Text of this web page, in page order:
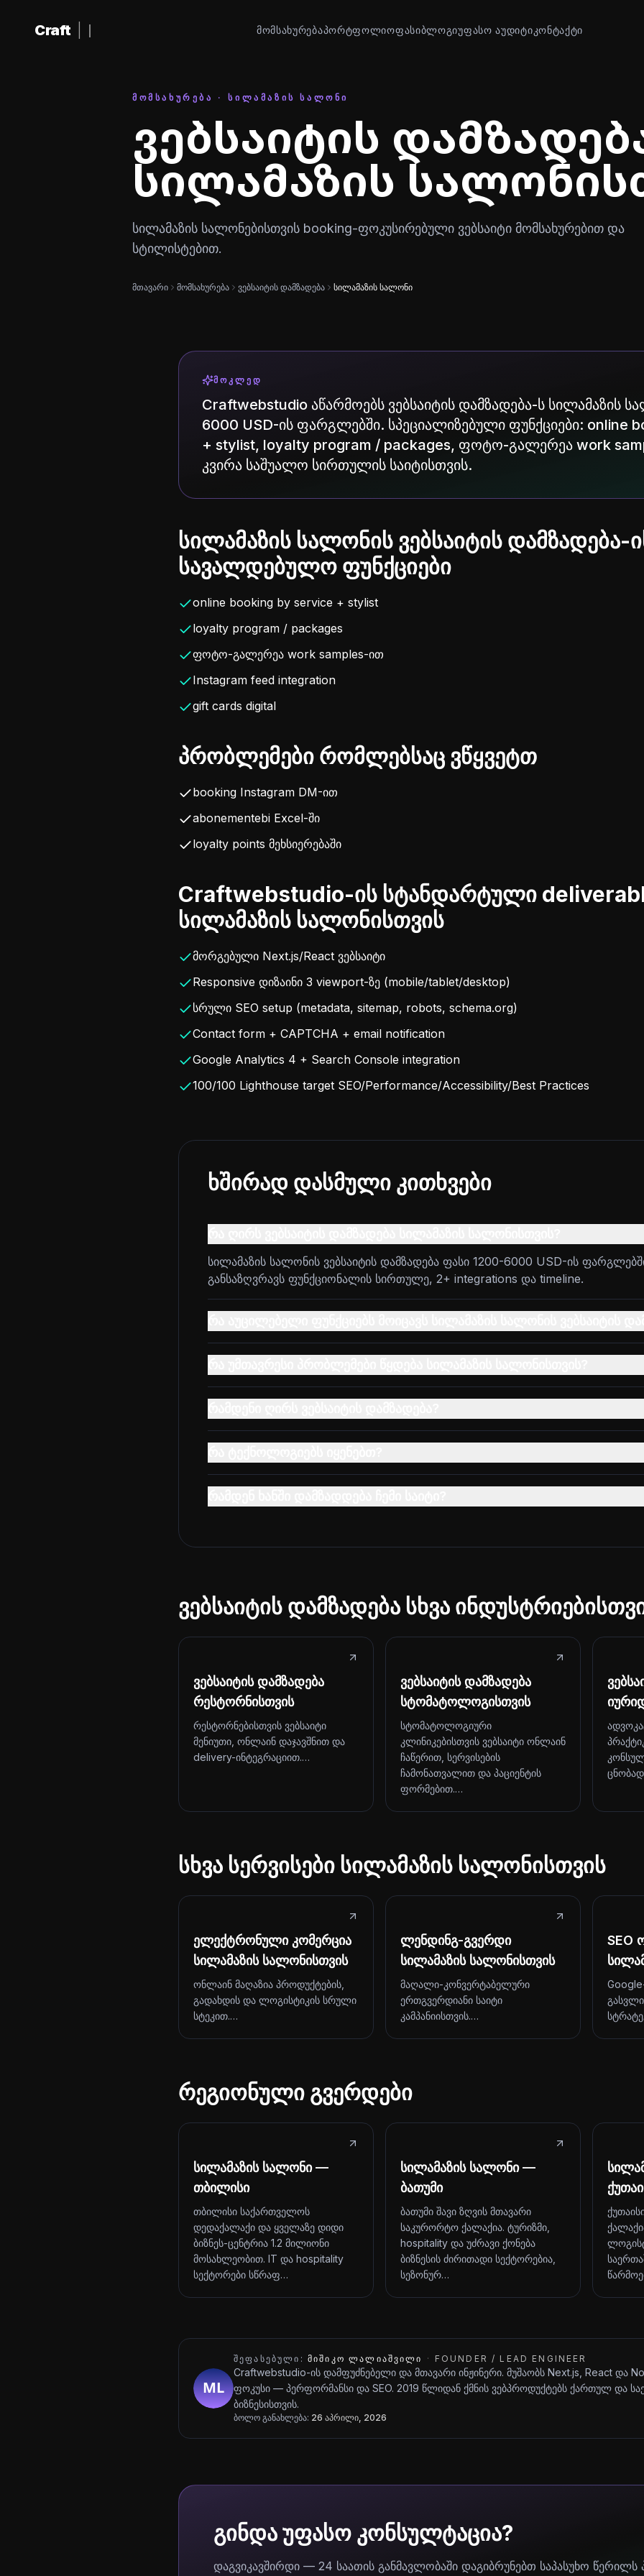
შინაარსზე გადასვლა
Craft ᲛᲝᲛᲡᲐᲮᲣᲠᲔᲑᲐᲞᲝᲠᲢᲤᲝᲚᲘᲝᲤᲐᲡᲘᲑᲚᲝᲒᲘᲣᲤᲐᲡᲝ ᲐᲣᲓᲘᲢᲘᲙᲝᲜᲢᲐᲥᲢᲘ
ᲛᲝᲛᲡᲐᲮᲣᲠᲔᲑᲐ · ᲡᲘᲚᲐᲛᲐᲖᲘᲡ ᲡᲐᲚᲝᲜᲘ
ვებსაიტის
სილამაზის
სილამაზის სალონებისთვის booking-ფოკუსირებული ვებსაიტი მომსახურებით და
სტილისტებით.
მთავარი მომსახურება ვებსაიტის დამზადება სილამაზის სალონი
ᲛᲝᲙᲚᲔᲓ
Craftwebstudio აწარმოებს ვებსაიტის დამზადება-ს სილამაზის
6000 USD-ის ფარგლებში. სპეციალიზებული ფუნქციები: online
+ stylist, loyalty program / packages, ფოტო-გალერეა work
კვირა საშუალო სირთულის საიტისთვის.
სილამაზის სალონის ვებსაიტის დამზადება-
სავალდებულო ფუნქციები
online booking by service + stylist
loyalty program / packages
ფოტო-გალერეა work samples-ით
Instagram feed integration
gift cards digital
პრობლემები რომლებსაც ვწყვეტთ
booking Instagram DM-ით
abonementebi Excel-ში
loyalty points მეხსიერებაში
Craftwebstudio-ის სტანდარტული
სილამაზის სალონისთვის
მორგებული Next.js/React ვებსაიტი
Responsive დიზაინი 3 viewport-ზე (mobile/tablet/desktop)
სრული SEO setup (metadata, sitemap, robots, schema.org)
Contact form + CAPTCHA + email notification
Google Analytics 4 + Search Console integration
100/100 Lighthouse target SEO/Performance/Accessibility/Best Practices
ხშირად დასმული კითხვები
სილამაზის სალონის ვებსაიტის დამზადება ფასი 1200-6000 USD-ის
განსაზღვრავს ფუნქციონალის სირთულე, 2+ integrations და timeline.
ვებსაიტის დამზადება სხვა
ვებსაიტის დამზადება
რესტორნისთვის
რესტორნებისთვის ვებსაიტი
მენიუთი, ონლაინ დაჯავშნით და
delivery-ინტეგრაციით.…
ვებსაიტის დამზადება
სტომატოლოგისთვის
სტომატოლოგიური
კლინიკებისთვის ვებსაიტი ონლაინ
ჩაწერით, სერვისების
ჩამონათვალით და პაციენტის
ფორმებით.…
სხვა სერვისები სილამაზის სალონისთვის
ელექტრონული კომერცია
სილამაზის სალონისთვის
ონლაინ მაღაზია პროდუქტების,
გადახდის და ლოგისტიკის სრული
სტეკით.…
ლენდინგ-გვერდი
სილამაზის სალონისთვის
მაღალი-კონვერტაბელური
ერთგვერდიანი საიტი
კამპანიისთვის.…
SEO
რეგიონული გვერდები
სილამაზის სალონი —
თბილისი
თბილისი საქართველოს
დედაქალაქი და ყველაზე დიდი
ბიზნეს-ცენტრია 1.2 მილიონი
მოსახლეობით. IT და hospitality
სექტორები სწრაფ…
სილამაზის სალონი —
ბათუმი
ბათუმი შავი ზღვის მთავარი
საკურორტო ქალაქია. ტურიზმი,
hospitality და უძრავი ქონება
ბიზნესის ძირითადი სექტორებია,
სეზონურ…
ᲨᲔᲤᲐᲡᲔᲑᲣᲚᲘ: ᲛᲘᲨᲘᲙᲝ ᲚᲐᲚᲘᲐᲨᲕᲘᲚᲘ · FOUNDER / LEAD ENGINEER
Craftwebstudio-ის დამფუძნებელი და მთავარი ინჟინერი. მუშაობს Next.js, React და
ფოკუსი — პერფორმანსი და SEO. 2019 წლიდან ქმნის ვებპროდუქტებს ქართულ და
ბიზნესისთვის.
ბოლო განახლება: 26 აპრილი, 2026
გინდა უფასო კონსულტაცია?
დაგვიკავშირდი — 24 საათის განმავლობაში დაგიბრუნებთ საპასუხო წერილს